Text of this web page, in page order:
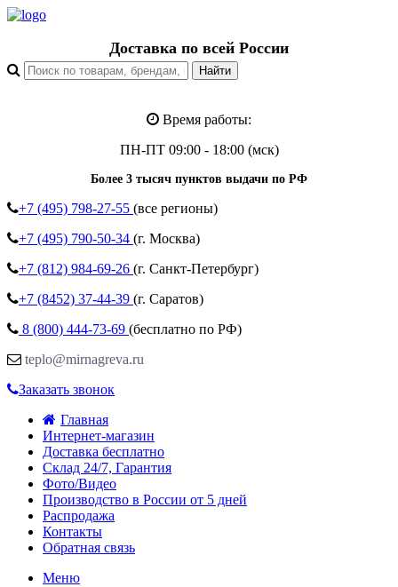
Доставка по всей России
Время работы:
ПН-ПТ 09:00 - 18:00 (мск)
Более 3 тысяч пунктов выдачи по РФ
+7 (495) 798-27-55 (все регионы)
+7 (495) 790-50-34 (г. Москва)
+7 (812) 984-69-26 (г. Санкт-Петербург)
+7 (8452) 37-44-39 (г. Саратов)
8 (800) 444-73-69 (бесплатно по РФ)
teplo@mirnagreva.ru
Заказать звонок
Главная
Интернет-магазин
Доставка бесплатно
Склад 24/7, Гарантия
Фото/Видео
Производство в России от 5 дней
Распродажа
Контакты
Обратная связь
Меню